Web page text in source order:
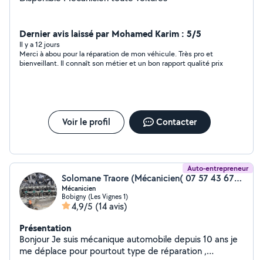
Dernier avis laissé par Mohamed Karim : 5/5
Il y a 12 jours
Merci à abou pour la réparation de mon véhicule. Très pro et
bienveillant. Il connaît son métier et un bon rapport qualité prix
Voir le profil Contacter
Auto-entrepreneur
Solomane Traore (Mécanicien( 07 57 43 67 08))
Mécanicien
Bobigny (Les Vignes 1)
4,9/5 (14 avis)
Présentation
Bonjour Je suis mécanique automobile depuis 10 ans je
me déplace pour pourtout type de réparation ,